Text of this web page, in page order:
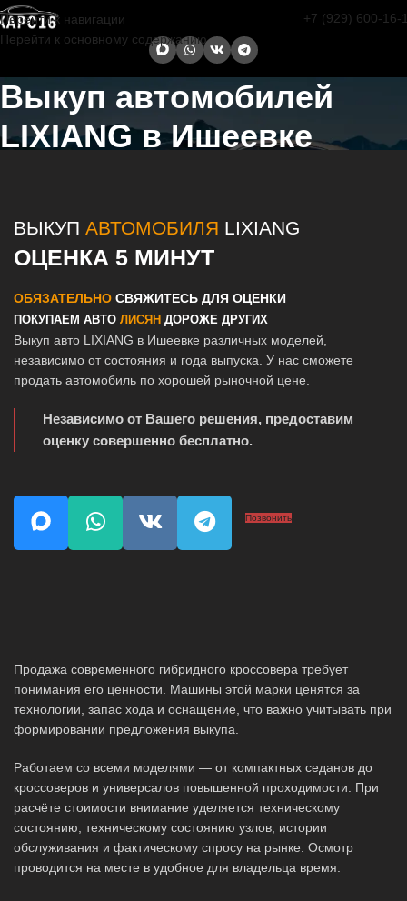
Перейти к навигации
Перейти к основному содержанию
+7 (929) 600-16-
Выкуп автомобилей
LIXIANG в Ишеевке
ВЫКУП АВТОМОБИЛЯ LIXIANG
ОЦЕНКА 5 МИНУТ
ОБЯЗАТЕЛЬНО СВЯЖИТЕСЬ ДЛЯ ОЦЕНКИ
ПОКУПАЕМ АВТО ЛИСЯН ДОРОЖЕ ДРУГИХ
Выкуп авто LIXIANG в Ишеевке различных моделей,
независимо от состояния и года выпуска. У нас сможете
продать автомобиль по хорошей рыночной цене.
Независимо от Вашего решения, предоставим
оценку совершенно бесплатно.
Позвонить
Продажа современного гибридного кроссовера требует
понимания его ценности. Машины этой марки ценятся за
технологии, запас хода и оснащение, что важно учитывать при
формировании предложения выкупа.
Работаем со всеми моделями — от компактных седанов до
кроссоверов и универсалов повышенной проходимости. При
расчёте стоимости внимание уделяется техническому
состоянию, техническому состоянию узлов, истории
обслуживания и фактическому спросу на рынке. Осмотр
проводится на месте в удобное для владельца время.